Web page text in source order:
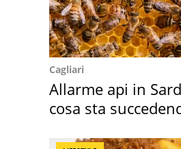
Cagliari
Allarme api in
cosa sta